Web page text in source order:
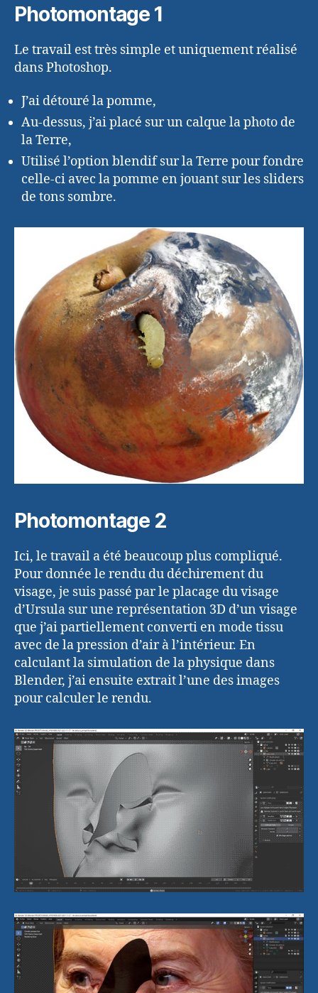
Photomontage 1
Le travail est très simple et uniquement réalisé
dans Photoshop.
J’ai détouré la pomme,
Au-dessus, j’ai placé sur un calque la photo de
la Terre,
Utilisé l’option blendif sur la Terre pour fondre
celle-ci avec la pomme en jouant sur les sliders
de tons sombre.
Photomontage 2
Ici, le travail a été beaucoup plus compliqué.
Pour donnée le rendu du déchirement du
visage, je suis passé par le placage du visage
d’Ursula sur une représentation 3D d’un visage
que j’ai partiellement converti en mode tissu
avec de la pression d’air à l’intérieur. En
calculant la simulation de la physique dans
Blender, j’ai ensuite extrait l’une des images
pour calculer le rendu.